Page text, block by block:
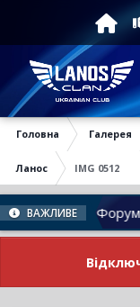
Головна Галерея
Ланос IMG 0512
ВАЖЛИВЕ
Новини Форуму